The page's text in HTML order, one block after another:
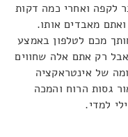
לקפה ואחרי כמה דקות
מאבדים אותו.
מכם לטלפון באמצע
רק אתם אלה שחווים
של אינטראקציה
גסות הרוח והמכה
למדי.